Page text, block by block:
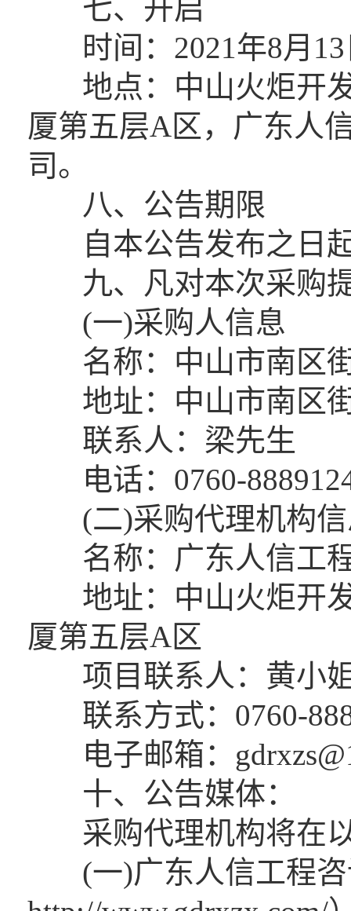
七、开启
时间：2021年8月13
地点：中山火炬开发
厦第五层A区，广东人
司。
八、公告期限
自本公告发布之日
九、凡对本次采购提
(一)采购人信息
名称：中山市南区
地址：中山市南区街
联系人：梁先生
电话：0760-
(二)采购代理机构信
名称：广东人信工程
地址：中山火炬开发
厦第五层A区
项目联系人：黄小
联系方式：0760-
电子邮箱：
十、公告媒体：
采购代理机构将在以
(一)广东人信工程咨